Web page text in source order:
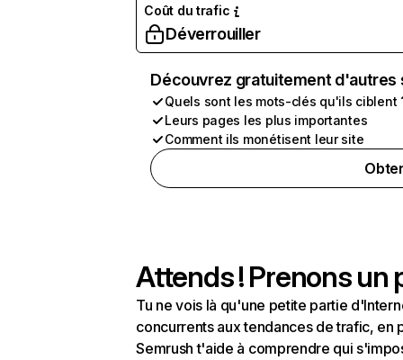
Coût du trafic
Déverrouiller
Découvrez gratuitement
Quels sont les mots-clés qu'ils ciblent
Leurs pages les plus importantes
Comment ils monétisent leur site
Attends ! Prenons un
Tu ne vois là qu'une petite partie
concurrents aux tendances de trafic, en
Semrush t'aide à comprendre qui